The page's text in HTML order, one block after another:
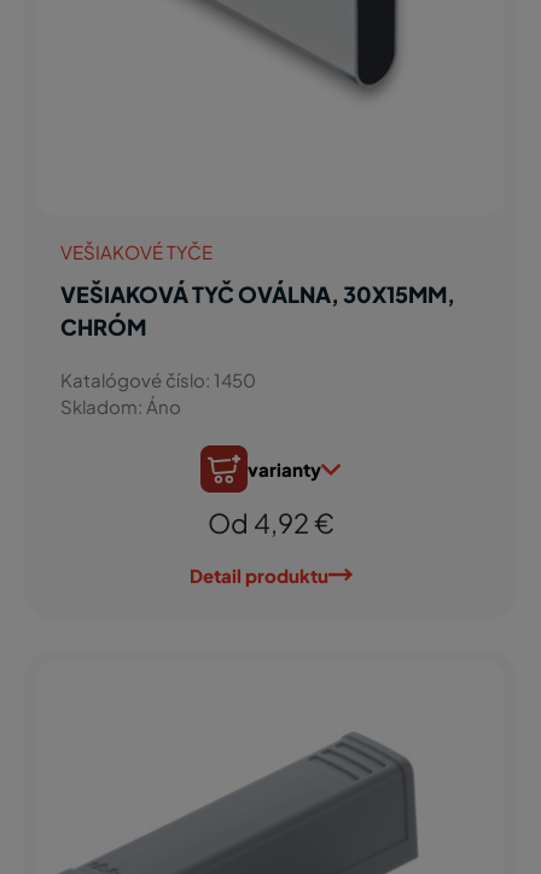
VEŠIAKOVÉ TYČE
VEŠIAKOVÁ TYČ OVÁLNA, 30X15MM,
CHRÓM
Katalógové číslo: 1450
Skladom: Áno
varianty
Od 4,92 €
Detail produktu